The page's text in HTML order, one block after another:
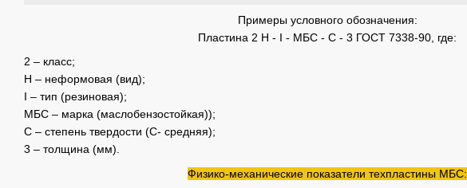
Примеры условного обозначения:
Пластина 2 Н - I - МБС - С - 3 ГОСТ 7338-90, где:
2 – класс;
Н – неформовая (вид);
I – тип (резиновая);
МБС – марка (маслобензостойкая));
С – степень твердости (С- средняя);
3 – толщина (мм).
Физико-механические показатели техпластины МБС: